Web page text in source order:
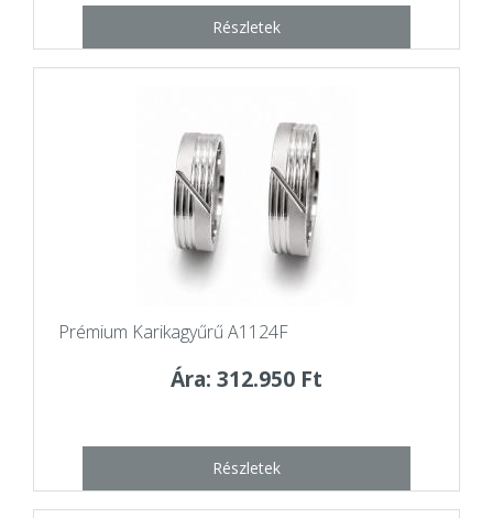
Részletek
Prémium Karikagyűrű A1124F
Ára: 312.950 Ft
Részletek